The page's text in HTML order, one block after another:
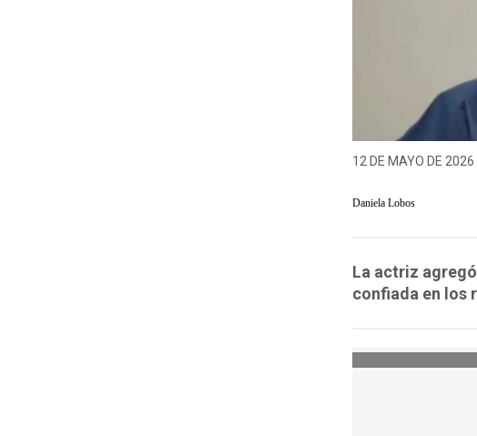
12 DE MAYO DE
Daniela Lobos
La actriz
confiada en los